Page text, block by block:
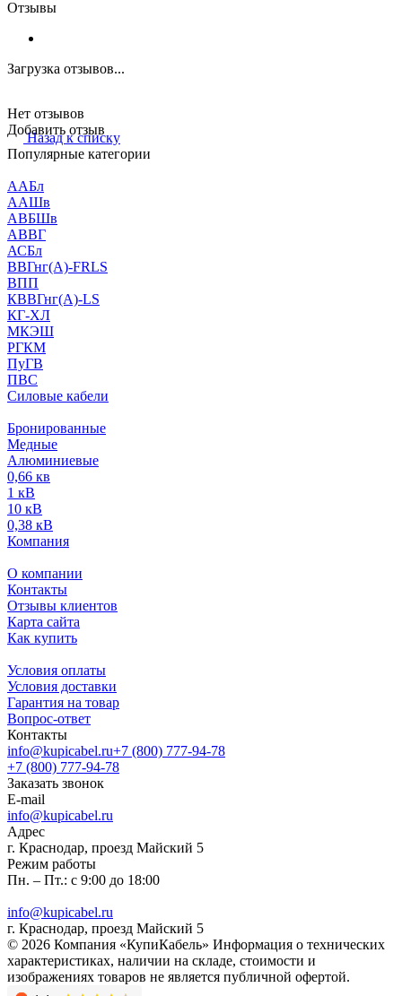
Отзывы
Загрузка отзывов...
Нет отзывов
Добавить отзыв
Назад к списку
Популярные категории
ААБл
ААШв
АВБШв
АВВГ
АСБл
ВВГнг(А)-FRLS
ВПП
КВВГнг(А)-LS
КГ-ХЛ
МКЭШ
РГКМ
ПуГВ
ПВС
Силовые кабели
Бронированные
Медные
Алюминиевые
0,66 кв
1 кВ
10 кВ
0,38 кВ
Компания
О компании
Контакты
Отзывы клиентов
Карта сайта
Как купить
Условия оплаты
Условия доставки
Гарантия на товар
Вопрос-ответ
Контакты
info@kupicabel.ru+7 (800) 777-94-78
+7 (800) 777-94-78
Заказать звонок
E-mail
info@kupicabel.ru
Адрес
г. Краснодар, проезд Майский 5
Режим работы
Пн. – Пт.: с 9:00 до 18:00
info@kupicabel.ru
г. Краснодар, проезд Майский 5
© 2026 Компания «КупиКабель» Информация о технических
характеристиках, наличии на складе, стоимости и
изображениях товаров не является публичной офертой.